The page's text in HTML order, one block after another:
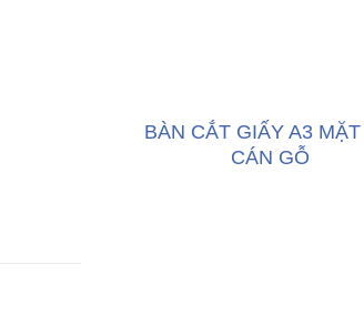
BÀN CẮT GIẤY A3
CÁN GỖ